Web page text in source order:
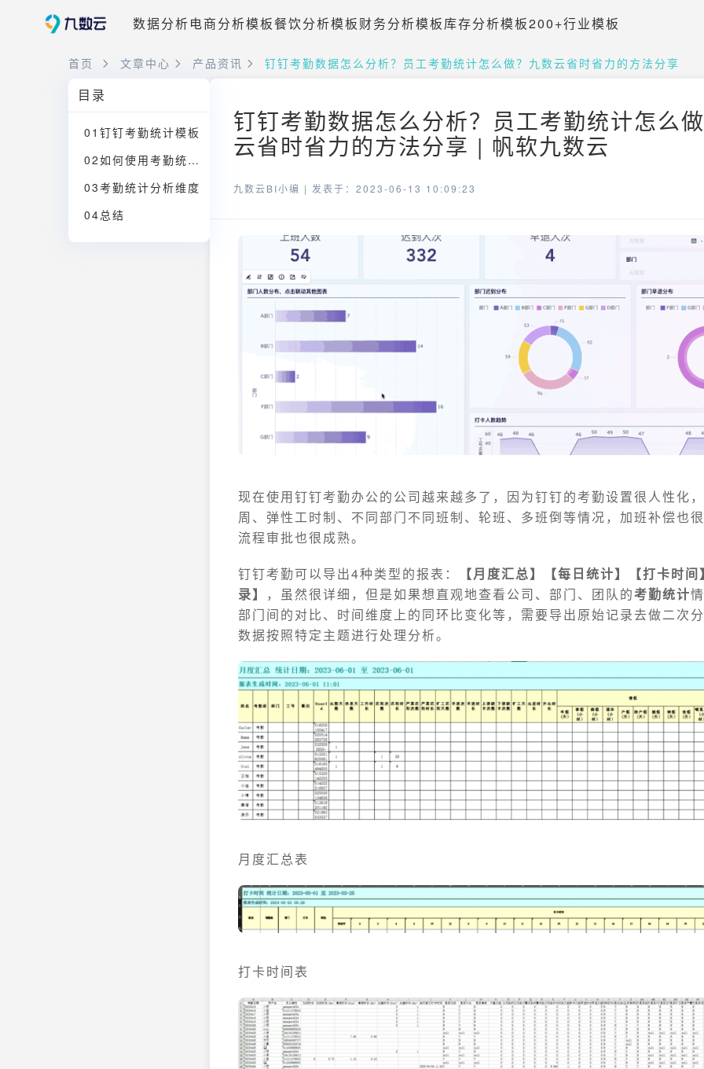
数据分析电商分析模板餐饮分析模板财务分析模板库存分析模板200+行业模板
首页 文章中心 产品资讯 钉钉考勤数据怎么分析？员工考勤统计怎么做？九数云省时省力的方法分享
目录
01钉钉考勤统计模板
02如何使用考勤统计模板
03考勤统计分析维度
04总结
钉钉考勤数据怎么分析？员工考勤统计怎么
云省时省力的方法分享 | 帆软九数云
九数云BI小编 | 发表于：2023-06-13 10:09:23
现在使用钉钉考勤办公的公司越来越多了，因为钉钉的考勤设置很人性化
周、弹性工时制、不同部门不同班制、轮班、多班倒等情况，加班补偿也
流程审批也很成熟。
钉钉考勤可以导出4种类型的报表：
【月度汇总】【每日统计】【打卡时
录】
，虽然很详细，但是如果想直观地查看公司、部门、团队的考勤统计
部门间的对比、时间维度上的同环比变化等，需要导出原始记录去做二次
数据按照特定主题进行处理分析。
月度汇总表
打卡时间表